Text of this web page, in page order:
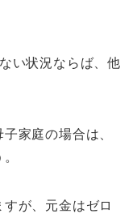
い状況ならば、他
家庭の場合は、
が、元金はゼロ